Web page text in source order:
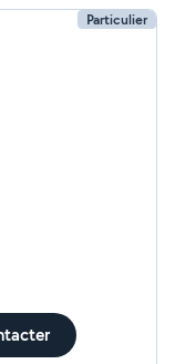
Particulier